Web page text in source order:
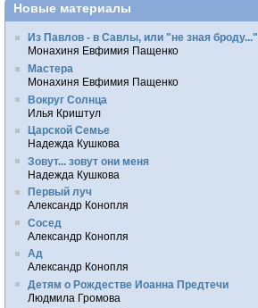
Новые материалы
Из Павлов - в Савлы, или "не зная броду..."
Монахиня Евфимия Пащенко
Мастера
Монахиня Евфимия Пащенко
Вокруг Солнца
Илья Криштул
Царской Семье
Надежда Кушкова
Зовут... зовут они меня
Надежда Кушкова
Первый луч
Александр Конопля
Сосед
Александр Конопля
Ад
Александр Конопля
Детям о Рождестве Иоанна Предтечи
Людмила Громова